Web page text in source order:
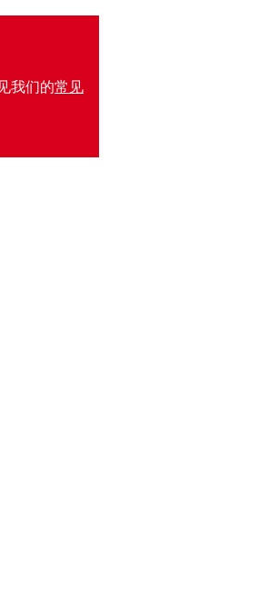
我们的常见